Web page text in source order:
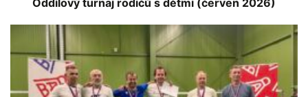
Oddílový turnaj rodičů s dětmi (červen 2026)